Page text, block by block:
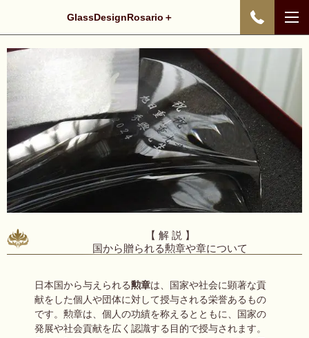
GlassDesignRosario＋
【 解 説 】
国から贈られる勲章や章について
日本国から与えられる勲章は、国家や社会に顕著な貢
献をした個人や団体に対して授与される栄誉あるもの
です。勲章は、個人の功績を称えるとともに、国家の
発展や社会貢献を広く認識する目的で授与されます。